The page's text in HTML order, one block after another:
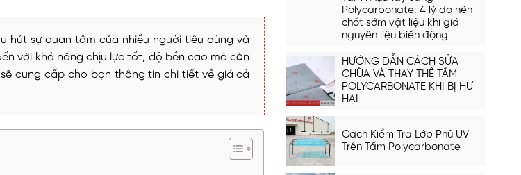
hút sự quan tâm của nhiều người tiêu dùng và
với khả năng chịu lực tốt, độ bền cao mà còn
cung cấp cho bạn thông tin chi tiết về giá cả
Polycarbonate: 4 lý do nên
chốt sớm vật liệu khi giá
nguyên liệu biến động
HƯỚNG DẪN CÁCH SỬA
CHỮA VÀ THAY THẾ TẤM
POLYCARBONATE KHI BỊ HƯ
HẠI
Cách Kiểm Tra Lớp Phủ UV
Trên Tấm Polycarbonate